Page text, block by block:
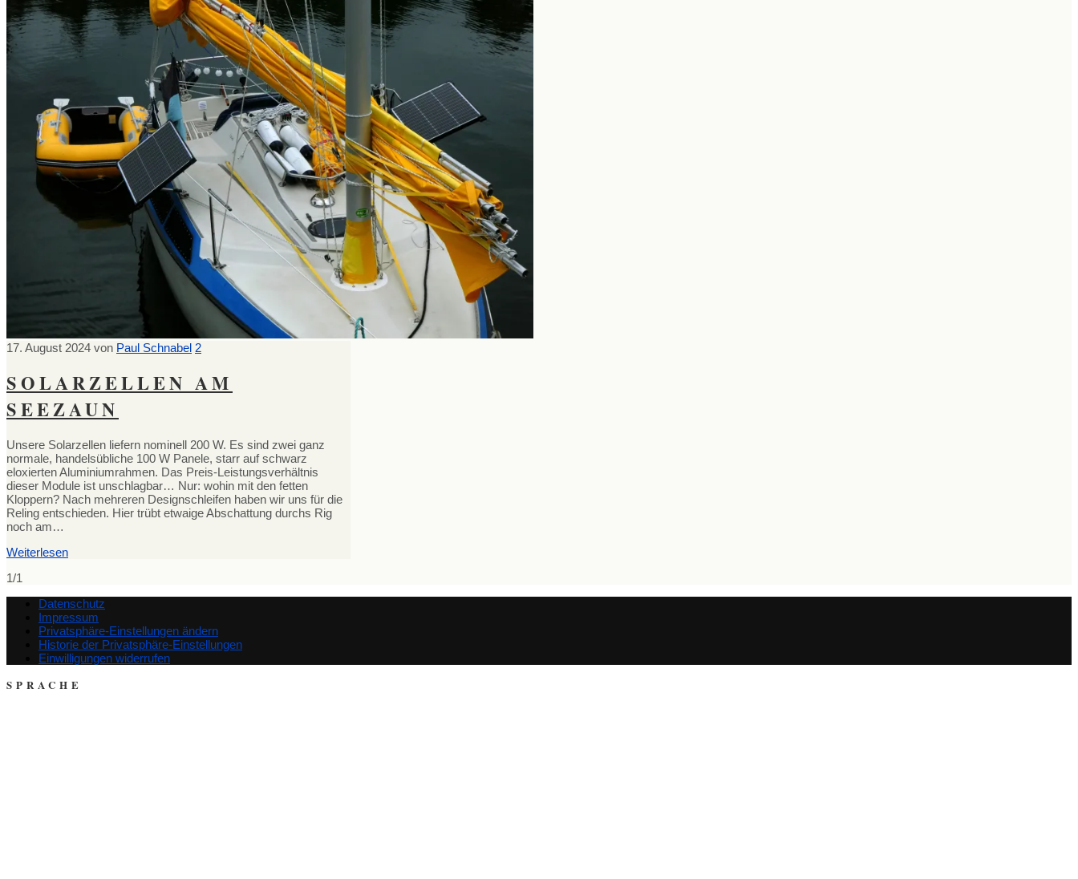
17. August 2024 von Paul Schnabel 2
SOLARZELLEN AM
SEEZAUN
Unsere Solarzellen liefern nominell 200 W. Es sind zwei ganz
normale, handelsübliche 100 W Panele, starr auf schwarz
eloxierten Aluminiumrahmen. Das Preis-Leistungsverhältnis
dieser Module ist unschlagbar… Nur: wohin mit den fetten
Kloppern? Nach mehreren Designschleifen haben wir uns für die
Reling entschieden. Hier trübt etwaige Abschattung durchs Rig
noch am…
Weiterlesen
1/1
Datenschutz
Impressum
Privatsphäre-Einstellungen ändern
Historie der Privatsphäre-Einstellungen
Einwilligungen widerrufen
SPRACHE